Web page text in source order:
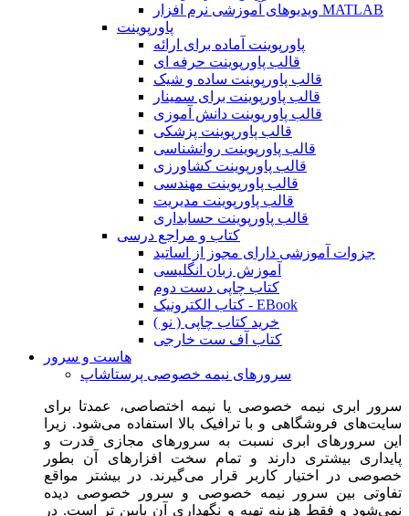
ویدیوهای آموزشی نرم افزار MATLAB
پاورپوینت
پاورپوینت آماده برای ارائه
قالب پاورپوینت حرفه ای
قالب پاورپوینت ساده و شیک
قالب پاورپوینت برای سمینار
قالب پاورپوینت دانش آموزی
قالب پاورپوینت پزشکی
قالب پاورپوینت روانشناسی
قالب پاورپوینت کشاورزی
قالب پاورپوینت مهندسی
قالب پاورپوینت مدیریت
قالب پاورپوینت حسابداری
کتاب و مراجع درسی
جزوات آموزشی دارای مجوز از اساتید
آموزش زبان انگلیسی
کتاب چاپی دست دوم
کتاب الکترونیک - EBook
خرید کتاب چاپی ( نو )
کتاب آف ست خارجی
هاست و سرور
سرورهای نیمه خصوصی پرستاشاپ
سرور ابری نیمه خصوصی یا نیمه اختصاصی، عمدتا برای
سایت‌های فروشگاهی و با ترافیک بالا استفاده می‌شود. زیرا
این سرورهای ابری نسبت به سرورهای مجازی قدرت و
پایداری بیشتری دارند و تمام سخت افزارهای آن بطور
خصوصی در اختیار کاربر قرار می‌گیرند. در بیشتر مواقع
تفاوتی بین سرور نیمه خصوصی و سرور خصوصی دیده
نمی‌شود و فقط هزینه تهیه و نگهداری آن پایین تر است. در